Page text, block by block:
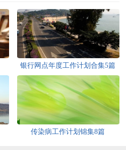
银行网点年度工作计划合集5篇
传染病工作计划锦集8篇